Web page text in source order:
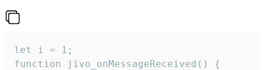
let i = 1;
function jivo_onMessageReceived() {